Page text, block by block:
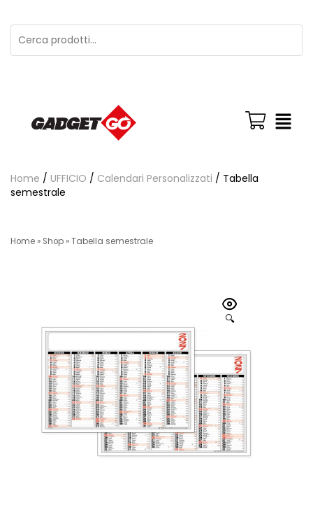
Home / UFFICIO / Calendari Personalizzati / Tabella
semestrale
Home » Shop »Tabella semestrale
🔍